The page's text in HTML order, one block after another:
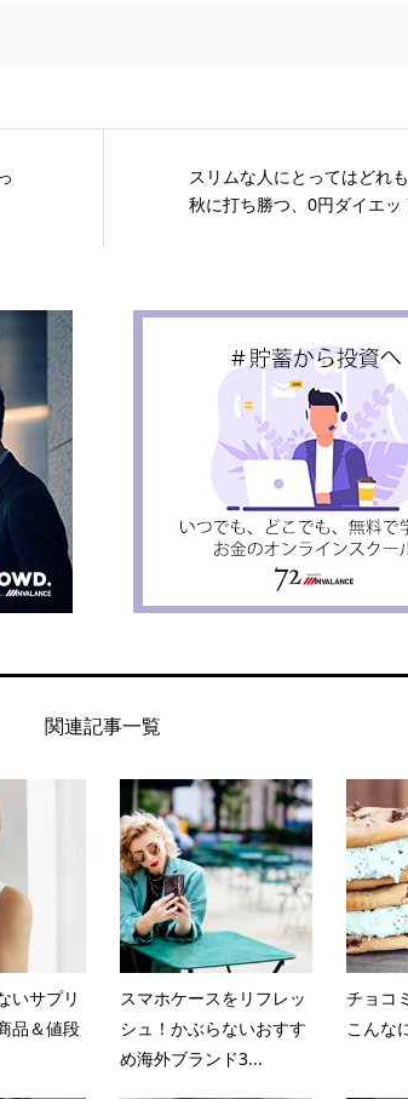
スリムな人にとってはどれ
秋に打ち勝つ、0円ダイエッ
関連記事一覧
いサプリ
品＆値段
スマホケースをリフレッ
シュ！かぶらないおすす
め海外ブランド3...
チョコ
こんな